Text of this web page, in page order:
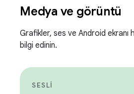
Medya ve görüntü
Grafikler, ses ve Android ekranı
bilgi edinin.
SESLI